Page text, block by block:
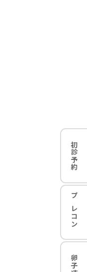
初診予約
プレコン